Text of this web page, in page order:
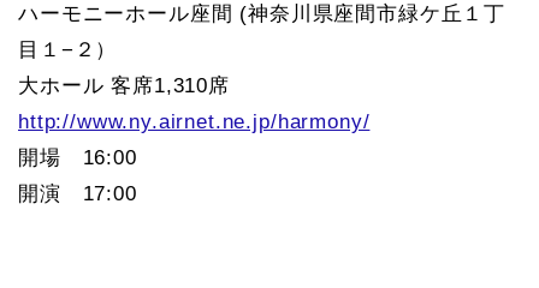
ハーモニーホール座間 (神奈川県座間市緑ケ丘１丁
目１−２）
大ホール 客席1,310席
http://www.ny.airnet.ne.jp/harmony/
開場 16:00
開演 17:00